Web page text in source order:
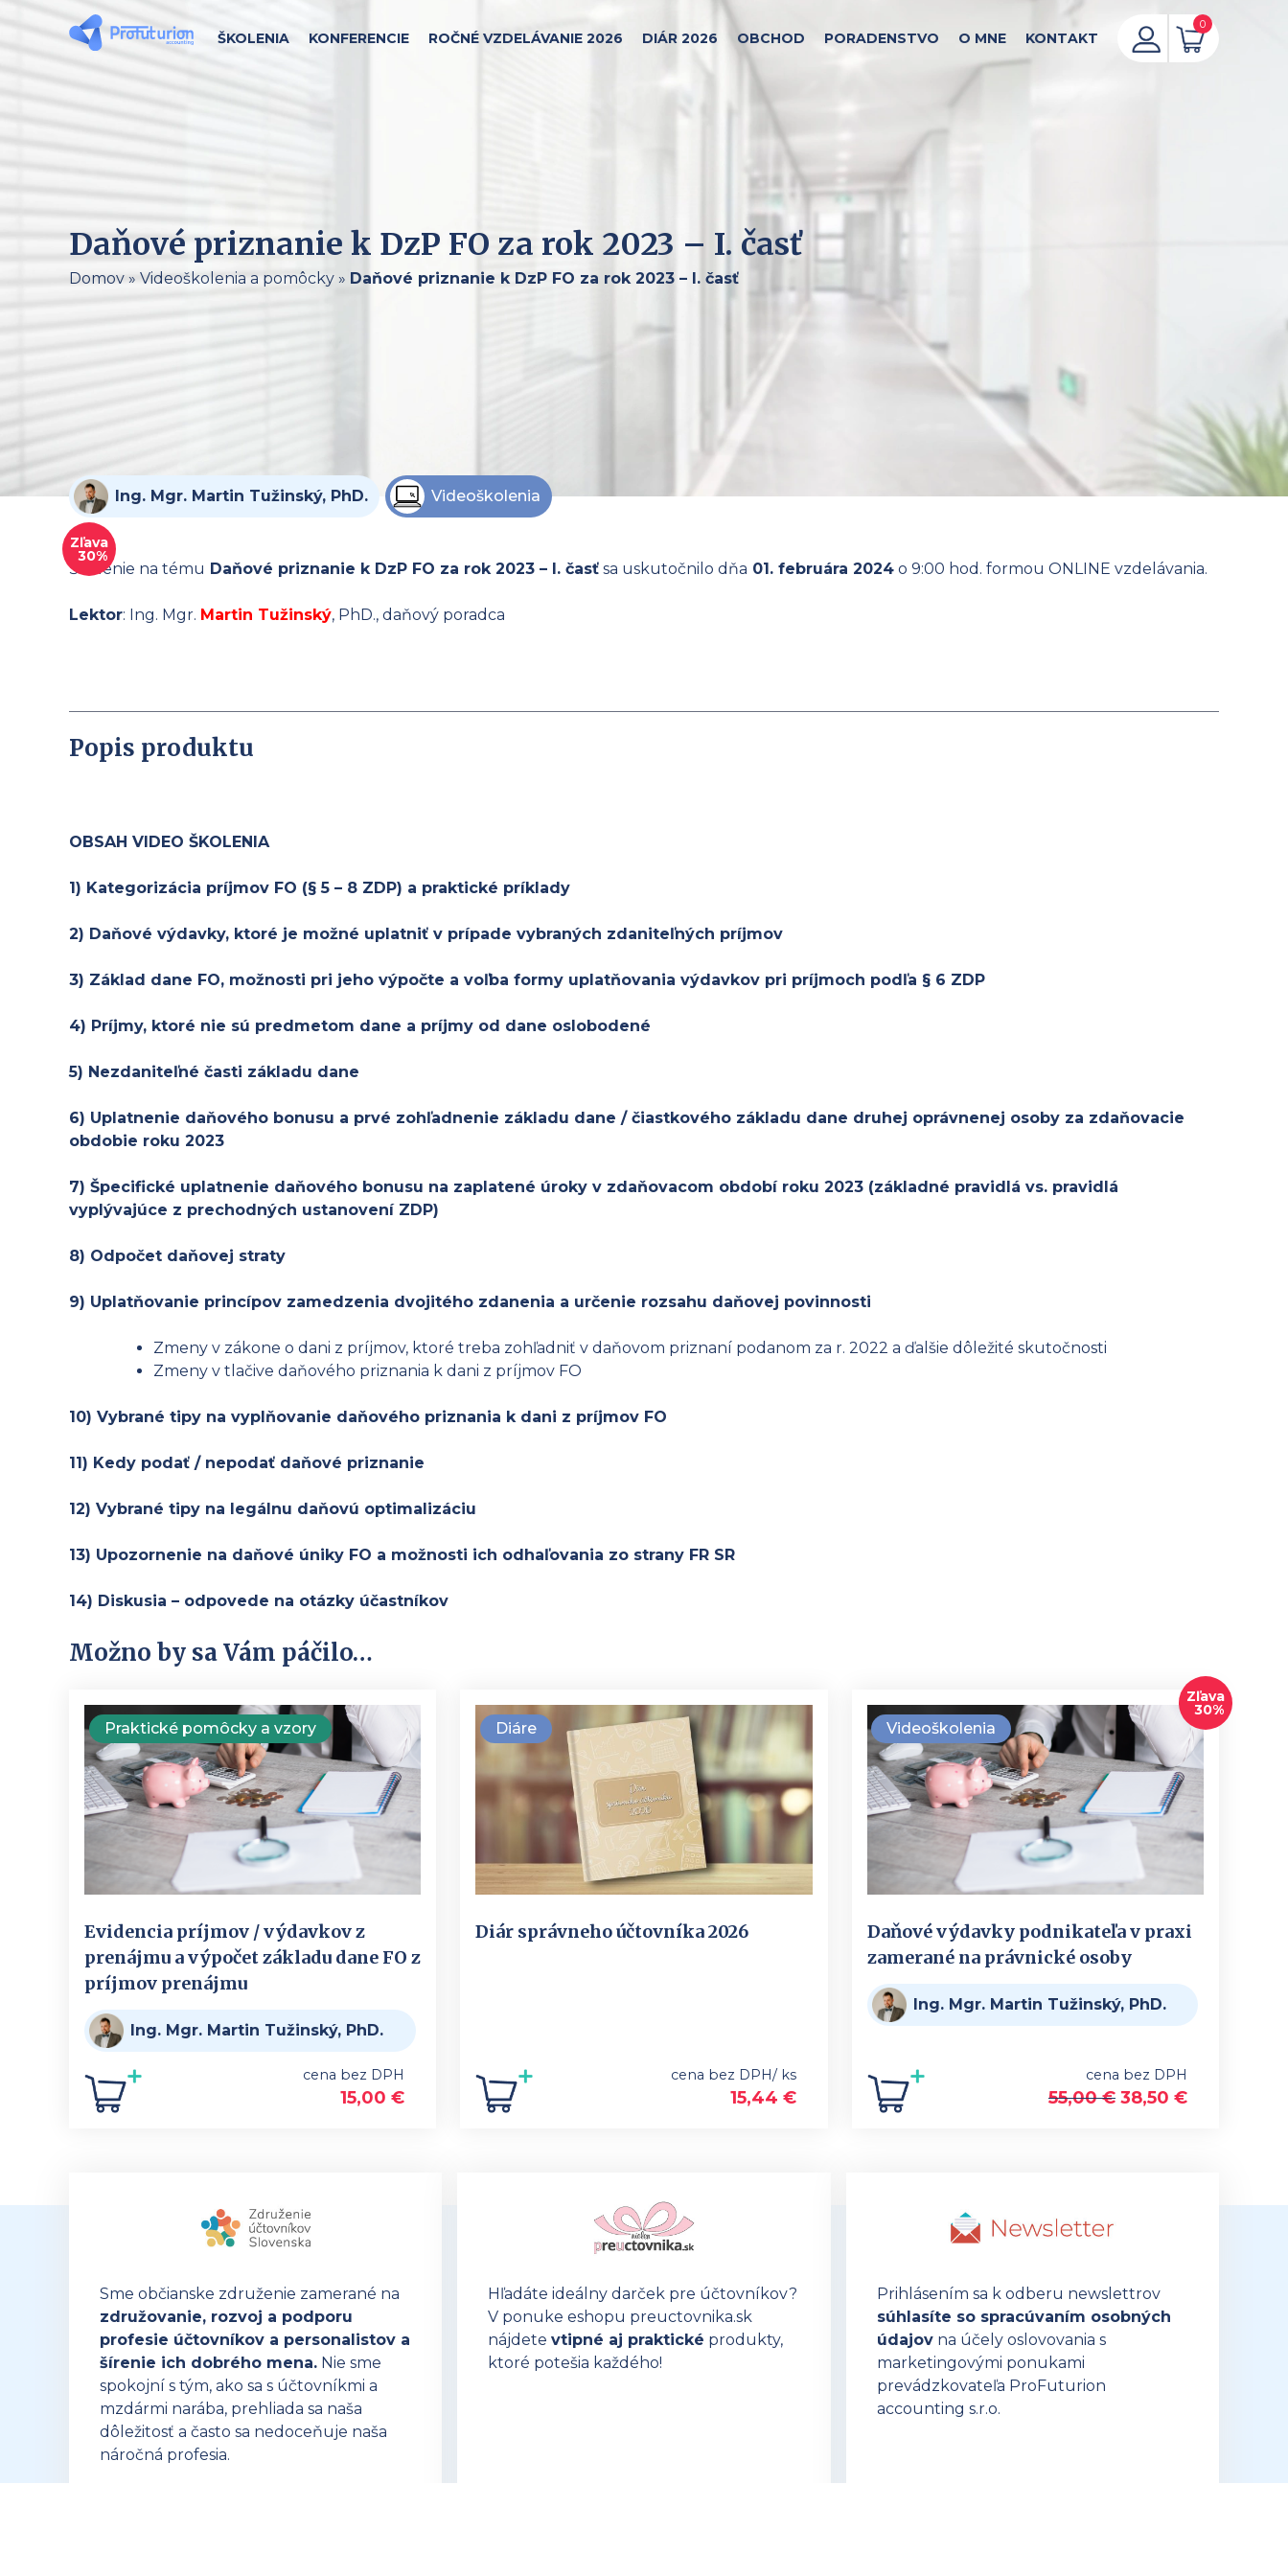
ŠKOLENIA KONFERENCIE ROČNÉ VZDELÁVANIE 2026 DIÁR 2026 OBCHOD PORADENSTVO O MNE KONTAKT
0
Daňové priznanie k DzP FO za rok 2023 – I. časť
Domov » Videoškolenia a pomôcky » Daňové priznanie k DzP FO za rok 2023 – I. časť
Ing. Mgr. Martin Tužinský, PhD. Videoškolenia
Zľava
30%
Školenie na tému Daňové priznanie k DzP FO za rok 2023 – I. časť sa uskutočnilo dňa 01. februára 2024 o 9:00 hod. formou ONLINE vzdelávania.
Lektor: Ing. Mgr. Martin Tužinský, PhD., daňový poradca
Popis produktu
OBSAH VIDEO ŠKOLENIA
1) Kategorizácia príjmov FO (§ 5 – 8 ZDP) a praktické príklady
2) Daňové výdavky, ktoré je možné uplatniť v prípade vybraných zdaniteľných príjmov
3) Základ dane FO, možnosti pri jeho výpočte a voľba formy uplatňovania výdavkov pri príjmoch podľa § 6 ZDP
4) Príjmy, ktoré nie sú predmetom dane a príjmy od dane oslobodené
5) Nezdaniteľné časti základu dane
6) Uplatnenie daňového bonusu a prvé zohľadnenie základu dane / čiastkového základu dane druhej oprávnenej osoby za zdaňovacie
obdobie roku 2023
7) Špecifické uplatnenie daňového bonusu na zaplatené úroky v zdaňovacom období roku 2023 (základné pravidlá vs. pravidlá
vyplývajúce z prechodných ustanovení ZDP)
8) Odpočet daňovej straty
9) Uplatňovanie princípov zamedzenia dvojitého zdanenia a určenie rozsahu daňovej povinnosti
Zmeny v zákone o dani z príjmov, ktoré treba zohľadniť v daňovom priznaní podanom za r. 2022 a ďalšie dôležité skutočnosti
Zmeny v tlačive daňového priznania k dani z príjmov FO
10) Vybrané tipy na vyplňovanie daňového priznania k dani z príjmov FO
11) Kedy podať / nepodať daňové priznanie
12) Vybrané tipy na legálnu daňovú optimalizáciu
13) Upozornenie na daňové úniky FO a možnosti ich odhaľovania zo strany FR SR
14) Diskusia – odpovede na otázky účastníkov
Možno by sa Vám páčilo…
Praktické pomôcky a vzory
Evidencia príjmov / výdavkov z
prenájmu a výpočet základu dane FO z
príjmov prenájmu
Ing. Mgr. Martin Tužinský, PhD.
cena bez DPH
15,00€
Diáre
Diár správneho účtovníka 2026
cena bez DPH/ ks
15,44 €
Videoškolenia
Zľava
30%
Daňové výdavky podnikateľa v praxi
zamerané na právnické osoby
Ing. Mgr. Martin Tužinský, PhD.
cena bez DPH
55,00€ 38,50 €
Sme občianske združenie zamerané na
združovanie, rozvoj a podporu
profesie účtovníkov a personalistov a
šírenie ich dobrého mena. Nie sme
spokojní s tým, ako sa s účtovníkmi a
mzdármi narába, prehliada sa naša
dôležitosť a často sa nedoceňuje naša
náročná profesia.
Hľadáte ideálny darček pre účtovníkov?
V ponuke eshopu preuctovnika.sk
nájdetevtipné aj praktické produkty,
ktoré potešia každého!
Prihlásením sa k odberu newslettrov
súhlasíte so spracúvaním osobných
údajovna účely oslovovania s
marketingovými ponukami
prevádzkovateľa ProFuturion
accounting s.r.o.